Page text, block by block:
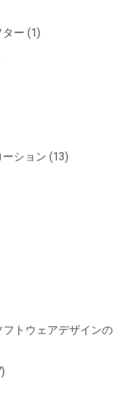
ー (1)
ション (13)
トウェアデザインの